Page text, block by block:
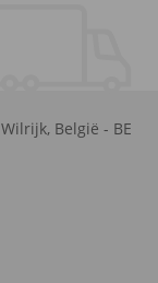
Wilrijk, België - BE